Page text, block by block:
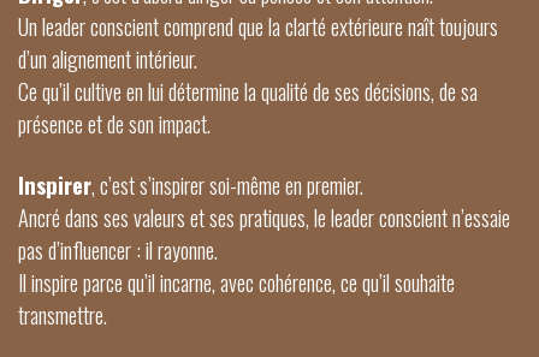
Un leader conscient comprend que la clarté extérieure naît toujours
d’un alignement intérieur.
Ce qu’il cultive en lui détermine la qualité de ses décisions, de sa
présence et de son impact.
Inspirer, c’est s’inspirer soi-même en premier.
Ancré dans ses valeurs et ses pratiques, le leader conscient n’essaie
pas d’influencer : il rayonne.
Il inspire parce qu’il incarne, avec cohérence, ce qu’il souhaite
transmettre.